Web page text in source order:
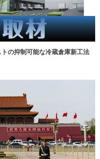
の抑制可能な冷蔵倉庫新工法